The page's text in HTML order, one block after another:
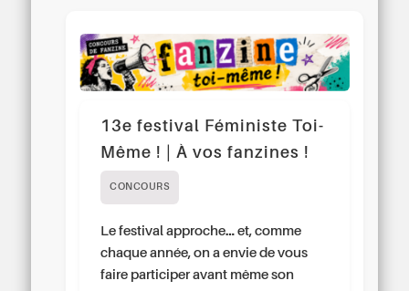
13e festival Féministe Toi-
Même ! | À vos fanzines !
CONCOURS
Le festival approche… et, comme
chaque année, on a envie de vous
faire participer avant même son